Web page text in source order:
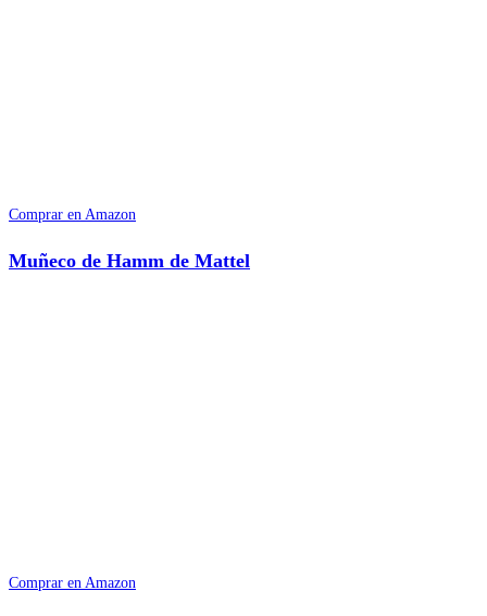
Comprar en Amazon
Muñeco de Hamm de Mattel
Comprar en Amazon